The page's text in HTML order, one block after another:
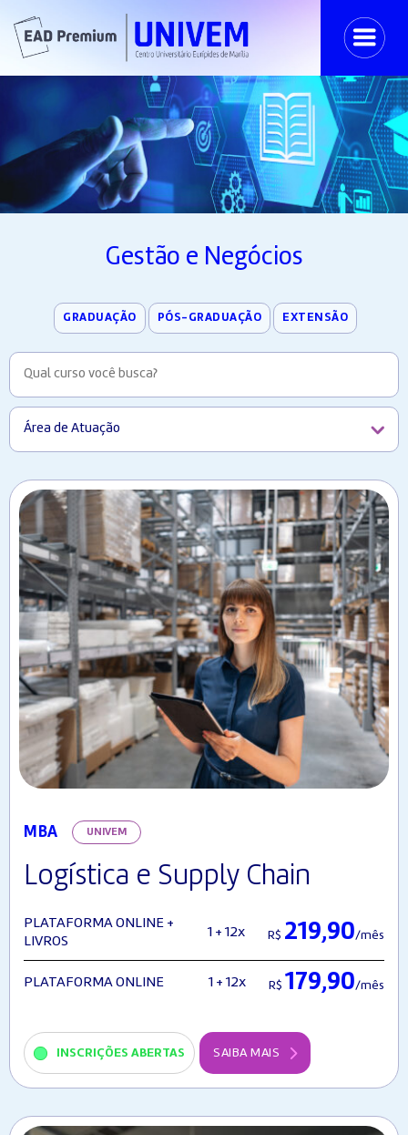
Gestão e Negócios
GRADUAÇÃO PÓS-GRADUAÇÃO EXTENSÃO
MBA UNIVEM
Logística e Supply Chain
PLATAFORMA ONLINE +
LIVROS
1 + 12x R$ 219,90/mês
PLATAFORMA ONLINE 1 + 12x R$ 179,90/mês
INSCRIÇÕES ABERTAS SAIBA MAIS